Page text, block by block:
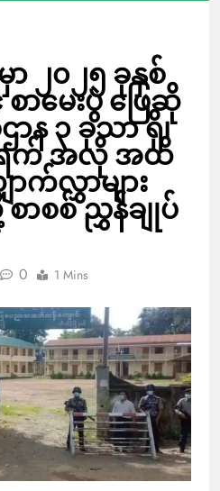
ာ ၂၀၂၅ ခုနှစ်
မေးပွဲ ဖြေဆို
န ၃ ခုသာ ရှိ၊
ရက် အလို အထိ
ာက်လွှာများ
စစ် ညွှန်ချုပ်
0 1 Mins